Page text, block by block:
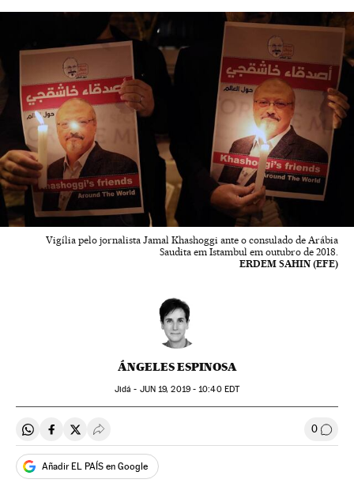
Vigília pelo jornalista Jamal Khashoggi ante o consulado de Arábia
Saudita em Istambul em outubro de 2018.
ERDEM SAHIN (EFE)
ÁNGELES ESPINOSA
Jidá - JUN 19, 2019 - 10:40EDT
Compartir en Whatsapp
Compartir en Facebook
Compartir en Twitter
Desplegar Redes Sociales 0
Añadir EL PAÍS en Google